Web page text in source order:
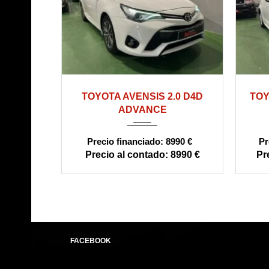
TOYOTA AVENSIS 2.0 D4D
ADVANCE
8990 €
8990 €
FACEBOOK